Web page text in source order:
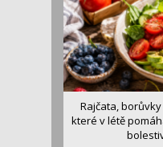
Rajčata,
které v létě